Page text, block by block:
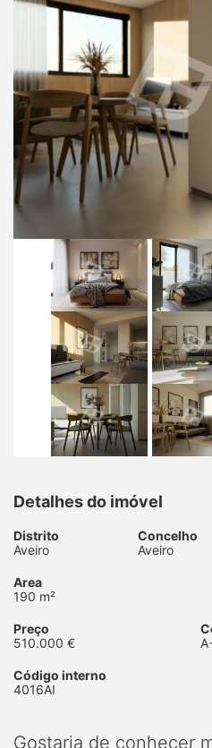
Detalhes do imóvel
Distrito
Aveiro
Concelho
Aveiro
Area
190 m²
Preço
510.000 €
Código interno
4016AI
Gostaria de conhecer